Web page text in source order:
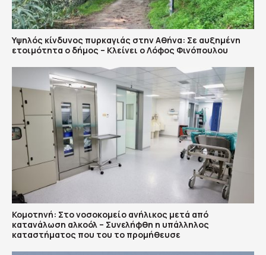
Υψηλός κίνδυνος πυρκαγιάς στην Αθήνα: Σε αυξημένη
ετοιμότητα ο δήμος – Κλείνει ο Λόφος Φινόπουλου
Κομοτηνή: Στο νοσοκομείο ανήλικος μετά από
κατανάλωση αλκοόλ – Συνελήφθη η υπάλληλος
καταστήματος που του το προμήθευσε